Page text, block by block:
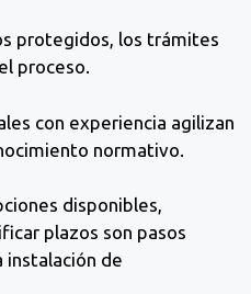
protegidos, los trámites
proceso.
con experiencia agilizan
normativo.
disponibles,
plazos son pasos
instalación de